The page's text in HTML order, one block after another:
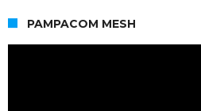
PAMPACOM MESH